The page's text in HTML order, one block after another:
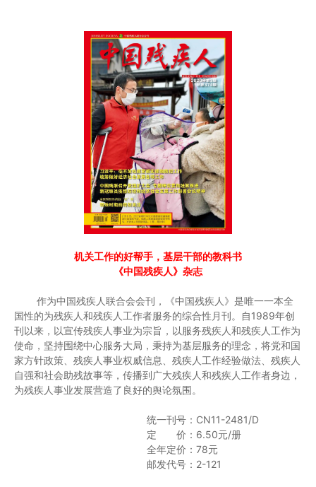
机关工作的好帮手，基层干部的教科书
《中国残疾人》杂志
作为中国残疾人联合会会刊，《中国残疾人》是唯一一本全
国性的为残疾人和残疾人工作者服务的综合性月刊。自1989年创
刊以来，以宣传残疾人事业为宗旨，以服务残疾人和残疾人工作为
使命，坚持围绕中心服务大局，秉持为基层服务的理念，将党和国
家方针政策、残疾人事业权威信息、残疾人工作经验做法、残疾人
自强和社会助残故事等，传播到广大残疾人和残疾人工作者身边，
为残疾人事业发展营造了良好的舆论氛围。
统一刊号：CN11-2481/D
定 价：6.50元/册
全年定价：78元
邮发代号：2-121